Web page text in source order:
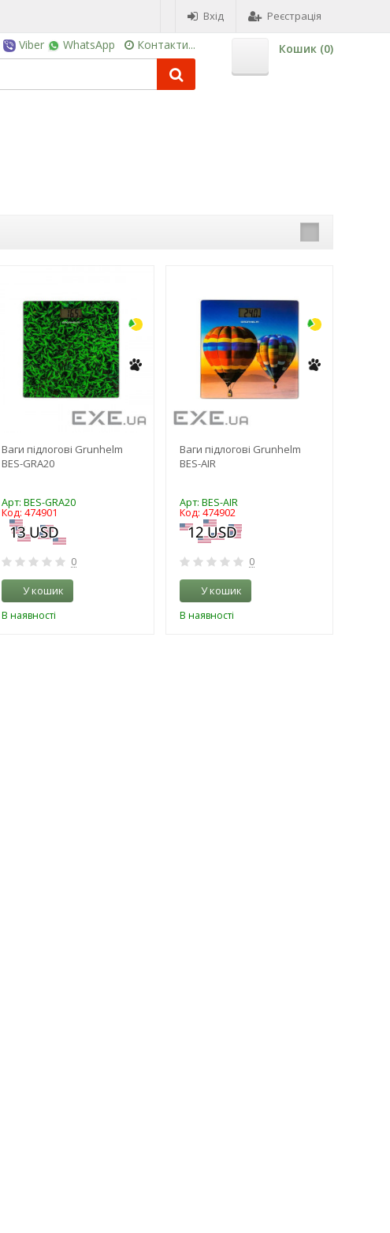
Вхід Реєстрація
Viber WhatsApp Контакти... Кошик (0)
Ваги підлогові Grunhelm
BES-GRA20
Арт: BES-GRA20
Код: 474901
0
У кошик
В наявності
Ваги підлогові Grunhelm
BES-AIR
Арт: BES-AIR
Код: 474902
0
У кошик
В наявності